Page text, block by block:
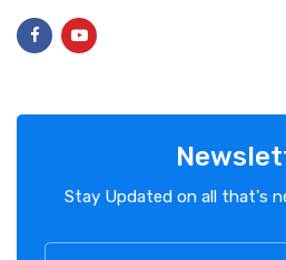
Stay Updated on all that's